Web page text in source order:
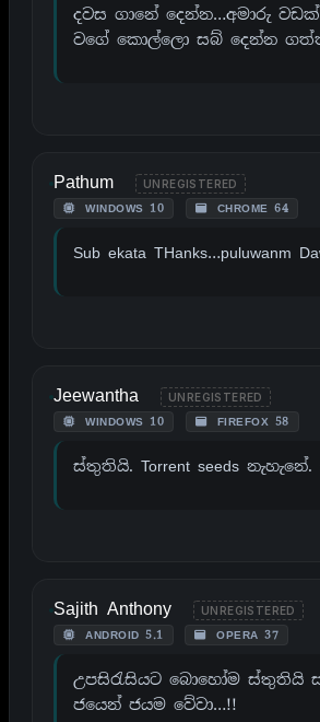
දවස ගානේ දෙන්න…අමාරු
වගේ කොල්ලො සබ් දෙන්න
Pathum UNREGISTERED
WINDOWS 10 CHROME 64
Sub ekata THanks…puluwanm
Jeewantha UNREGISTERED
WINDOWS 10 FIREFOX 58
ස්තුතියි. Torrent seeds
Sajith Anthony UNREGISTERED
ANDROID 5.1 OPERA 37
උපසිරැසියට බොහෝම ස්තුතියි
ජයෙන් ජයම වේවා…!!